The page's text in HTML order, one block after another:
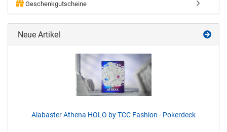
Geschenkgutscheine
Neue Artikel
Alabaster Athena HOLO by TCC Fashion - Pokerdeck